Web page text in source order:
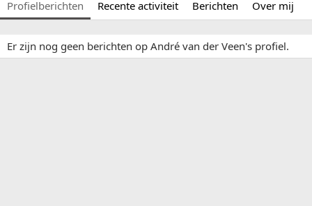
Profielberichten Recente activiteit Berichten Over mij
Er zijn nog geen berichten op André van der Veen's profiel.